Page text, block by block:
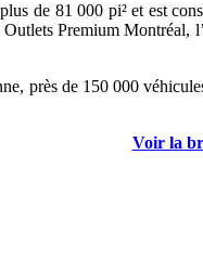
de 81 000 pi² et est
Premium
près de 150 000
Voir la